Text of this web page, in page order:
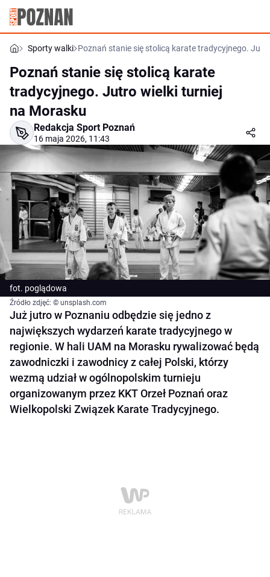
Sporty walki Poznań stanie się stolicą karate tradycyjnego.
Poznań stanie się stolicą karate
tradycyjnego. Jutro wielki turniej
na Morasku
Redakcja Sport Poznań
16 maja 2026, 11:43
fot. poglądowa
Źródło zdjęć: © unsplash.com
Już jutro w Poznaniu odbędzie się jedno z
największych wydarzeń karate tradycyjnego w
regionie. W hali UAM na Morasku rywalizować będą
zawodniczki i zawodnicy z całej Polski, którzy
wezmą udział w ogólnopolskim turnieju
organizowanym przez KKT Orzeł Poznań oraz
Wielkopolski Związek Karate Tradycyjnego.